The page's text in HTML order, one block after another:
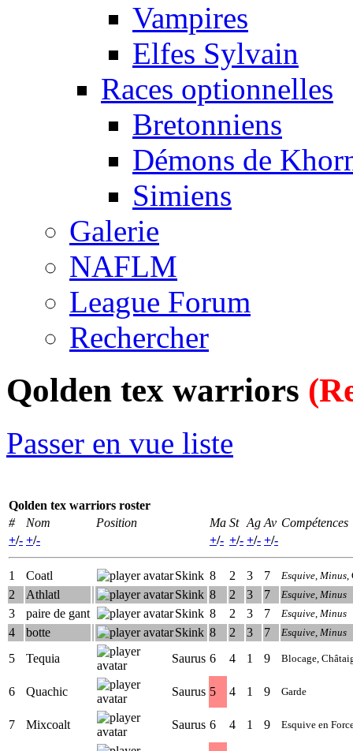
Vampires
Elfes Sylvain
Races optionnelles
Bretonniens
Démons de
Simiens
Galerie
NAFLM
League Forum
Rechercher
Qolden tex warriors
Passer en vue liste
Qolden tex warriors roster
#
Nom Position Ma St Ag Av Compétences
+/- +/- +/- +/- +/- +/-
1 Coatl Skink 8 2 3 7 Esquive Minus
2 Athlatl Skink 8 2 3 7 Esquive Minus
3 paire de gant Skink 8 2 3 7 Esquive Minus
4 botte Skink 8 2 3 7 Esquive Minus
5 Tequia Saurus 6 4 1 9 Blocage,
6 Quachic Saurus 5 4 1 9 Garde
7 Mixcoalt Saurus 6 4 1 9 Esquive en